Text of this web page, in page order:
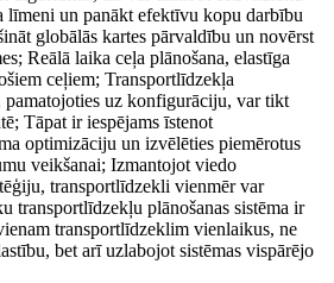
līmeni un panākt efektīvu kopu darbību
globālās kartes pārvaldību un novērst
Reālā laika ceļa plānošana, elastīga
ceļiem; Transportlīdzekļa
pamatojoties uz konfigurāciju, var tikt
Tāpat ir iespējams īstenot
optimizāciju un izvēlēties piemērotus
veikšanai; Izmantojot viedo
transportlīdzekli vienmēr var
transportlīdzekļu plānošanas sistēma ir
transportlīdzeklim vienlaikus, ne
bet arī uzlabojot sistēmas vispārējo